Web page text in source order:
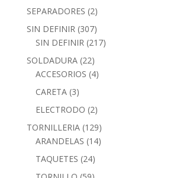
SEPARADORES (2)
SIN DEFINIR (307)
SIN DEFINIR (217)
SOLDADURA (22)
ACCESORIOS (4)
CARETA (3)
ELECTRODO (2)
TORNILLERIA (129)
ARANDELAS (14)
TAQUETES (24)